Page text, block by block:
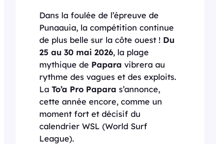
Dans la foulée de l’épreuve de
Punaauia, la compétition continue
de plus belle sur la côte ouest ! Du
25 au 30 mai 2026, la plage
mythique de Papara vibrera au
rythme des vagues et des exploits.
La To’a Pro Papara s’annonce,
cette année encore, comme un
moment fort et décisif du
calendrier WSL (World Surf
League).